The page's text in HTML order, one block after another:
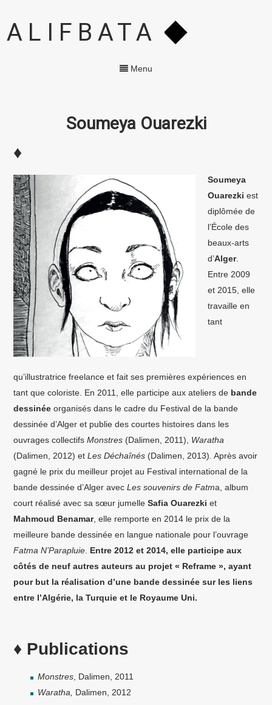
ALIFBATA
Menu
Soumeya Ouarezki
♦
Soumeya
Ouarezki est
diplômée de
l’École des
beaux-arts
d’Alger.
Entre 2009
et 2015, elle
travaille en
tant
qu’illustratrice freelance et fait ses premières expériences en
tant que coloriste. En 2011, elle participe aux ateliers de bande
dessinéeorganisés dans le cadre du Festival de la bande
dessinée d’Alger et publie des courtes histoires dans les
ouvrages collectifs Monstres (Dalimen, 2011), Waratha
(Dalimen, 2012) et Les Déchaînés (Dalimen, 2013). Après avoir
gagné le prix du meilleur projet au Festival international de la
bande dessinée d’Alger avec Les souvenirs de Fatma, album
court réalisé avec sa sœur jumelle Safia Ouarezki et
Mahmoud Benamar, elle remporte en 2014 le prix de la
meilleure bande dessinée en langue nationale pour l’ouvrage
Fatma N’Parapluie. Entre 2012 et 2014, elle participe aux
côtés de neuf autres auteurs au projet « Reframe », ayant
pour but la réalisation d’une bande dessinée sur les liens
entre l’Algérie, la Turquie et le Royaume Uni.
♦ Publications
Monstres, Dalimen, 2011
Waratha, Dalimen, 2012